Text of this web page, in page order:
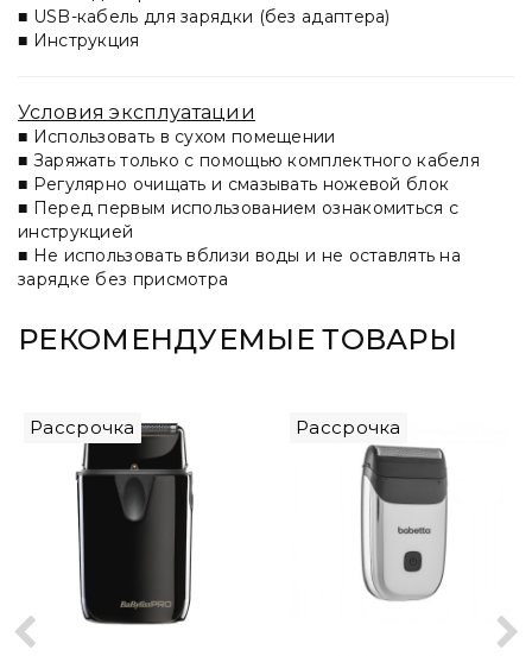
■ USB-кабель для зарядки (без адаптера)
■ Инструкция
Условия эксплуатации
■ Использовать в сухом помещении
■ Заряжать только с помощью комплектного кабеля
■ Регулярно очищать и смазывать ножевой блок
■ Перед первым использованием ознакомиться с
инструкцией
■ Не использовать вблизи воды и не оставлять на
зарядке без присмотра
РЕКОМЕНДУЕМЫЕ ТОВАРЫ
Рассрочка Рассрочка